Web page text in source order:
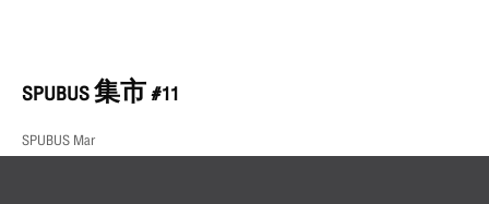
SPUBUS 集市 #11
SPUBUS Mar